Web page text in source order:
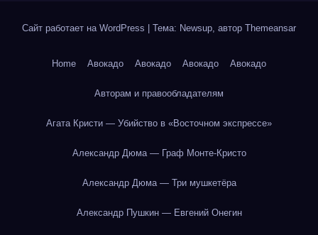
Сайт работает на WordPress Тема: Newsup, автор Themeansar
Home Авокадо Авокадо Авокадо Авокадо
Авторам и правообладателям
Агата Кристи — Убийство в «Восточном экспрессе»
Александр Дюма — Граф Монте-Кристо
Александр Дюма — Три мушкетёра
Александр Пушкин — Евгений Онегин